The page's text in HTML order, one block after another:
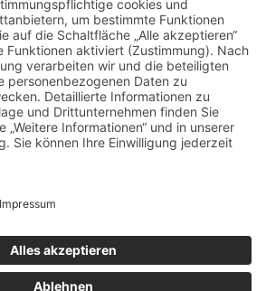
2011
Download - Religion
Download
Lernwege Teil II A
Lernwege Teil II B
Deutsch